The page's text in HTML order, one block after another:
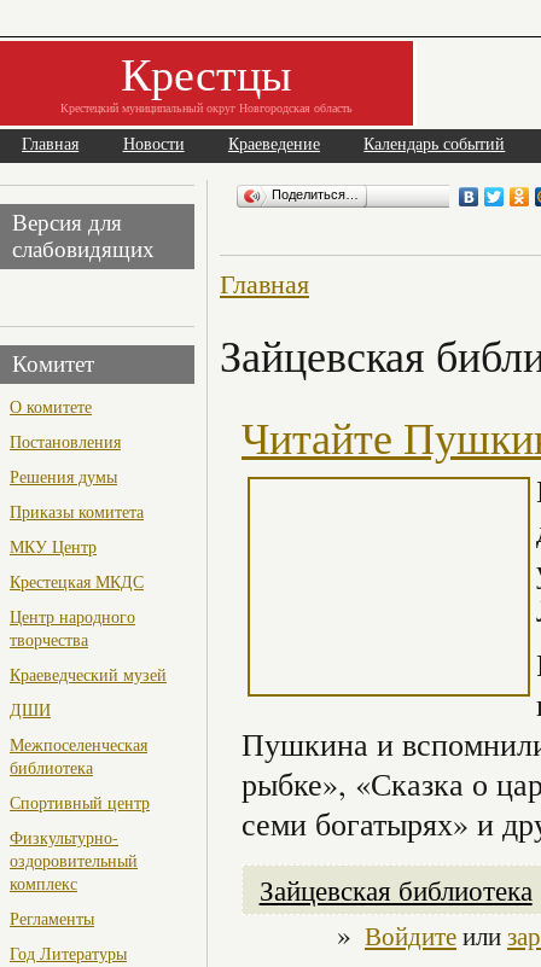
Крестцы
Крестецкий муниципальный округ Новгородская область
Главная Новости Краеведение Календарь событий
Версия для
слабовидящих
Комитет
О комитете
Постановления
Решения думы
Приказы комитета
МКУ Центр
Крестецкая МКДС
Центр народного
творчества
Краеведческий музей
ДШИ
Межпоселенческая
библиотека
Спортивный центр
Физкультурно-
оздоровительный
комплекс
Регламенты
Год Литературы
Поделиться…
Главная
Зайцевская
Читайте
Пушкина и
рыбке», «Сказка о
семи богатырях» и
Зайцевская библиотека
» Войдитеили